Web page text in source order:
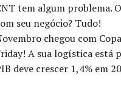
tem algum problema.
seu negócio? Tudo!
chegou com
A sua logística está
deve crescer 1,4% em